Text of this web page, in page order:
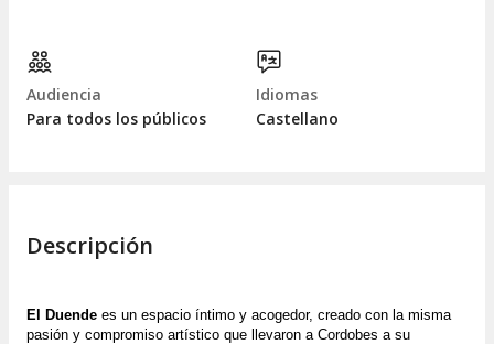
Audiencia
Para todos los públicos
Idiomas
Castellano
Descripción
El Duende es un espacio íntimo y acogedor, creado con la misma
pasión y compromiso artístico que llevaron a Cordobes a su